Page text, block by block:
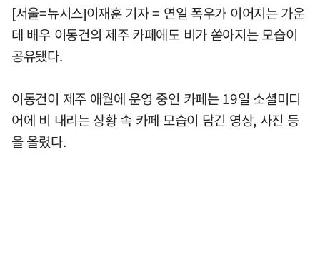
[서울=뉴시스]이재훈 기자 = 연일 폭우가 이어지는 가운
데 배우 이동건의 제주 카페에도 비가 쏟아지는 모습이
공유됐다.
이동건이 제주 애월에 운영 중인 카페는 19일 소셜미디
어에 비 내리는 상황 속 카페 모습이 담긴 영상, 사진 등
을 올렸다.